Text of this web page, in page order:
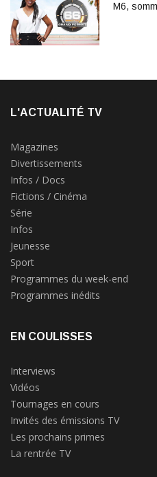
M6,
L'ACTUALITÉ TV
Magazines
Divertissements
Infos / Docs
Fictions / Cinéma
Série
Infos
Jeunesse
Sport
Programmes du week-end
Programmes inédits
EN COULISSES
Interviews
Vidéos
Tournages en cours
Invités des émissions TV
Les prochains primes
La rentrée TV